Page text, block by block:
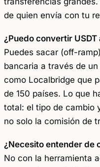
de quien envía con tu
¿Puedo convertir
Puedes sacar (off-
bancaria a través de
como Localbridge que
de 150 países. Lo que
total: el tipo de cambio
no solo la comisión de
¿Necesito entender de
No con la herramienta